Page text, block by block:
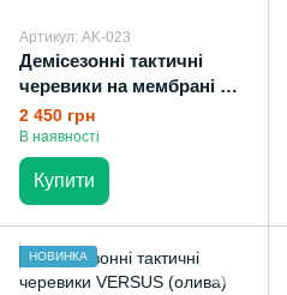
Артикул: AK-023
Демісезонні тактичні
черевики на мембрані AK
Lowa GTX Mid (olive)
військове шкіряне взуття
демі
2 450 грн
В наявності
Купити
НОВИНКА